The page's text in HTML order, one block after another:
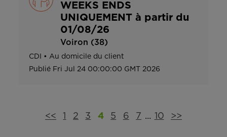
WEEKS ENDS
UNIQUEMENT à partir du
01/08/26
Voiron (38)
CDI • Au domicile du client
Publié Fri Jul 24 00:00:00 GMT 2026
<< 1 2 3 4 5 6 7 ... 10 >>